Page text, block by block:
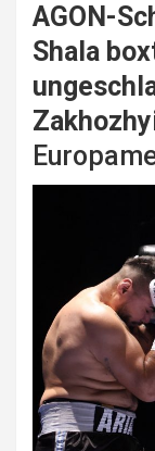
AGON-
Shala